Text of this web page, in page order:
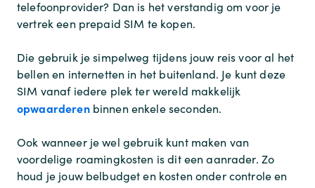
telefoonprovider? Dan is het verstandig om voor je
vertrek een prepaid SIM te kopen.
Die gebruik je simpelweg tijdens jouw reis voor al het
bellen en internetten in het buitenland. Je kunt deze
SIM vanaf iedere plek ter wereld makkelijk
opwaarderenbinnen enkele seconden.
Ook wanneer je wel gebruik kunt maken van
voordelige roamingkosten is dit een aanrader. Zo
houd je jouw belbudget en kosten onder controle en